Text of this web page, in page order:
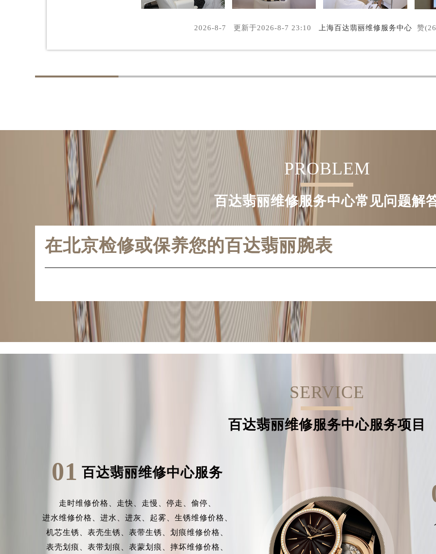
2026-8-7 更新于2026-8-7 23:10 上海百达翡丽维修服务中心 赞
PROBLEM
百达翡丽维修服务中心常见问题解
在北京检修或保养您的百达翡丽腕表
SERVICE
百达翡丽维修服务中心服务项目
01 百达翡丽维修中心服务
走时维修价格、 走快、 走慢、 停走、 偷停、
进水维修价格、 进水、 进灰、 起雾、 生锈维修价格、
机芯生锈、 表壳生锈、 表带生锈、 划痕维修价格、
表壳划痕、 表带划痕、 表蒙划痕、 摔坏维修价格、